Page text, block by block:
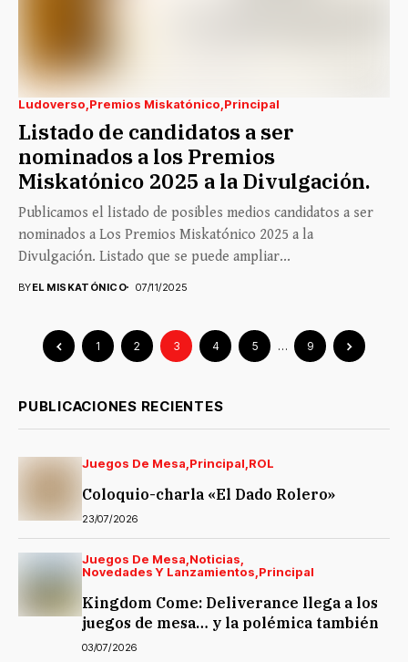
Ludoverso Premios Miskatónico Principal
Listado de candidatos a ser
nominados a los Premios
Miskatónico 2025 a la Divulgación.
Publicamos el listado de posibles medios candidatos a ser
nominados a Los Premios Miskatónico 2025 a la
Divulgación. Listado que se puede ampliar...
BYEL MISKATÓNICO 07/11/2025
1 2 3 4 5 … 9
PUBLICACIONES RECIENTES
Juegos De Mesa Principal ROL
Coloquio-charla «El Dado Rolero»
23/07/2026
Juegos De Mesa Noticias
Novedades Y Lanzamientos Principal
Kingdom Come: Deliverance llega a los
juegos de mesa… y la polémica también
03/07/2026